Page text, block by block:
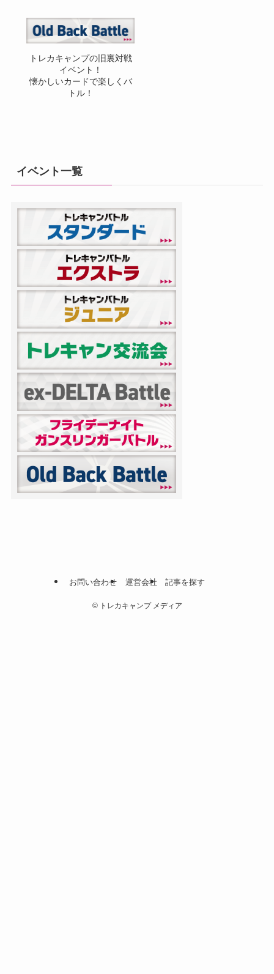
トレカキャンプの旧裏対戦
イベント！
懐かしいカードで楽しくバ
トル！
イベント一覧
お問い合わせ 運営会社 記事を探す
©トレカキャンプ メディア